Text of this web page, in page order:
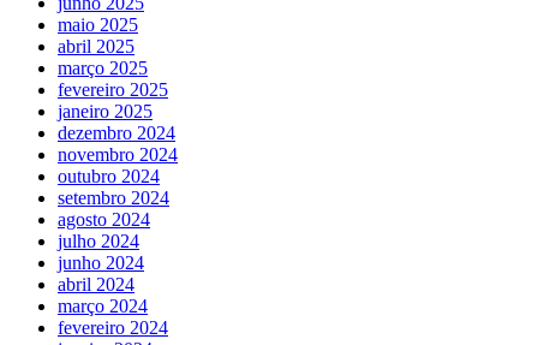
maio 2025
abril 2025
março 2025
fevereiro 2025
janeiro 2025
dezembro 2024
novembro 2024
outubro 2024
setembro 2024
agosto 2024
julho 2024
junho 2024
abril 2024
março 2024
fevereiro 2024